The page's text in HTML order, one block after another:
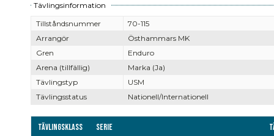
Tävlingsinformation
Tillståndsnummer
70-115
Arrangör
Östhammars MK
Gren
Enduro
Arena (tillfällig)
Marka (Ja)
Tävlingstyp
USM
Tävlingsstatus
Nationell/Internationell
Tävlingsklass Serie